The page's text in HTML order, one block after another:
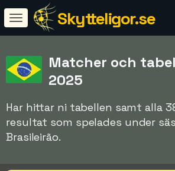
Skytteligor.se
Matcher och
2025
Har hittar ni tabellen samt alla
resultat som spelades under
Brasileirão.